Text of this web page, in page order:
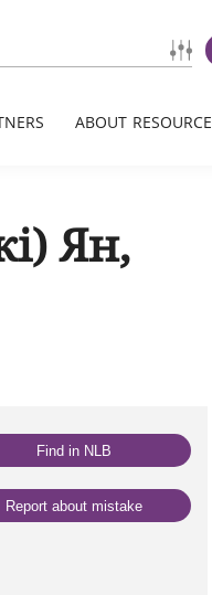
ABOUT RESOURCE
Ян,
Find in NLB
Report about mistake